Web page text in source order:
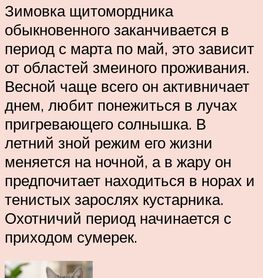
Зимовка щитомордника
обыкновенного заканчивается в
период с марта по май, это зависит
от областей змеиного проживания.
Весной чаще всего он активничает
днем, любит понежиться в лучах
пригревающего солнышка. В
летний зной режим его жизни
меняется на ночной, а в жару он
предпочитает находиться в норах и
тенистых зарослях кустарника.
Охотничий период начинается с
приходом сумерек.